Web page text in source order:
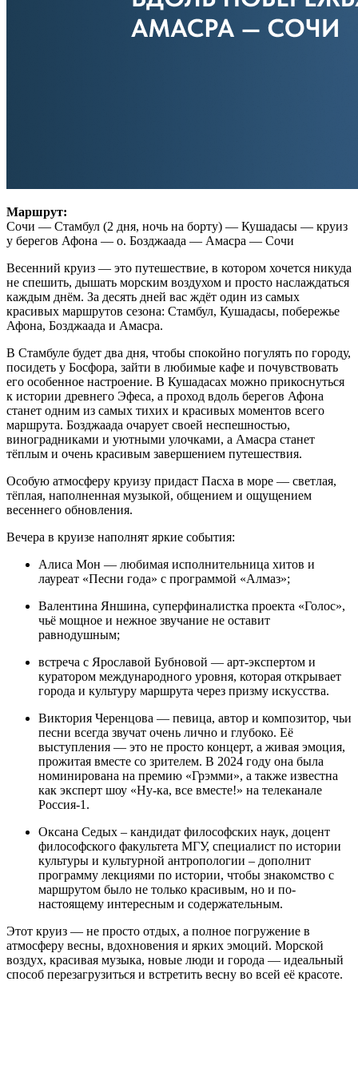
Маршрут:
Сочи — Стамбул (2 дня, ночь на борту) — Кушадасы — круиз
у берегов Афона — о. Бозджаада — Амасра — Сочи
Весенний круиз — это путешествие, в котором хочется никуда
не спешить, дышать морским воздухом и просто наслаждаться
каждым днём. За десять дней вас ждёт один из самых
красивых маршрутов сезона: Стамбул, Кушадасы, побережье
Афона, Бозджаада и Амасра.
В Стамбуле будет два дня, чтобы спокойно погулять по городу,
посидеть у Босфора, зайти в любимые кафе и почувствовать
его особенное настроение. В Кушадасах можно прикоснуться
к истории древнего Эфеса, а проход вдоль берегов Афона
станет одним из самых тихих и красивых моментов всего
маршрута. Бозджаада очарует своей неспешностью,
виноградниками и уютными улочками, а Амасра станет
тёплым и очень красивым завершением путешествия.
Особую атмосферу круизу придаст Пасха в море — светлая,
тёплая, наполненная музыкой, общением и ощущением
весеннего обновления.
Вечера в круизе наполнят яркие события:
Алиса Мон — любимая исполнительница хитов и
лауреат «Песни года» с программой «Алмаз»;
Валентина Яншина, суперфиналистка проекта «Голос»,
чьё мощное и нежное звучание не оставит
равнодушным;
встреча с Ярославой Бубновой — арт-экспертом и
куратором международного уровня, которая открывает
города и культуру маршрута через призму искусства.
Виктория Черенцова — певица, автор и композитор, чьи
песни всегда звучат очень лично и глубоко. Её
выступления — это не просто концерт, а живая эмоция,
прожитая вместе со зрителем. В 2024 году она была
номинирована на премию «Грэмми», а также известна
как эксперт шоу «Ну-ка, все вместе!» на телеканале
Россия-1.
Оксана Седых – кандидат философских наук, доцент
философского факультета МГУ, специалист по истории
культуры и культурной антропологии – дополнит
программу лекциями по истории, чтобы знакомство с
маршрутом было не только красивым, но и по-
настоящему интересным и содержательным.
Этот круиз — не просто отдых, а полное погружение в
атмосферу весны, вдохновения и ярких эмоций. Морской
воздух, красивая музыка, новые люди и города — идеальный
способ перезагрузиться и встретить весну во всей её красоте.